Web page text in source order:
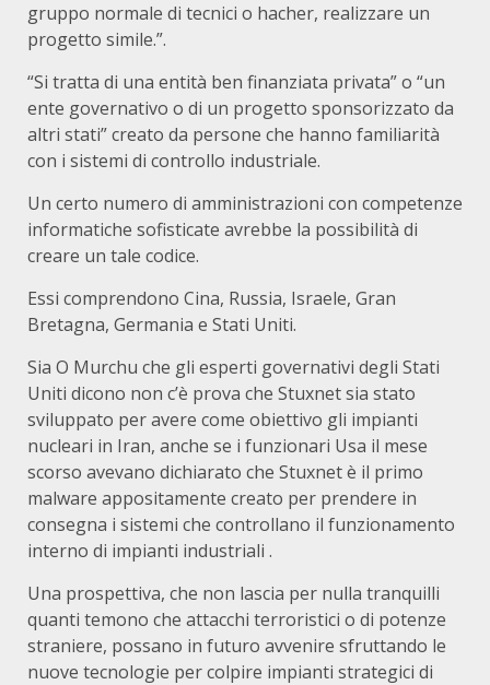
gruppo normale di tecnici o hacher, realizzare un
progetto simile.”.
“Si tratta di una entità ben finanziata privata” o “un
ente governativo o di un progetto sponsorizzato da
altri stati” creato da persone che hanno familiarità
con i sistemi di controllo industriale.
Un certo numero di amministrazioni con competenze
informatiche sofisticate avrebbe la possibilità di
creare un tale codice.
Essi comprendono Cina, Russia, Israele, Gran
Bretagna, Germania e Stati Uniti.
Sia O Murchu che gli esperti governativi degli Stati
Uniti dicono non c’è prova che Stuxnet sia stato
sviluppato per avere come obiettivo gli impianti
nucleari in Iran, anche se i funzionari Usa il mese
scorso avevano dichiarato che Stuxnet è il primo
malware appositamente creato per prendere in
consegna i sistemi che controllano il funzionamento
interno di impianti industriali .
Una prospettiva, che non lascia per nulla tranquilli
quanti temono che attacchi terroristici o di potenze
straniere, possano in futuro avvenire sfruttando le
nuove tecnologie per colpire impianti strategici di